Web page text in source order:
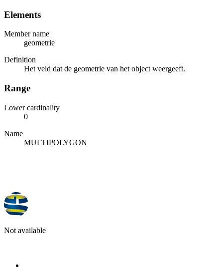
Elements
Member name
geometrie
Definition
Het veld dat de geometrie van het object weergeeft.
Range
Lower cardinality
0
Name
MULTIPOLYGON
Not available